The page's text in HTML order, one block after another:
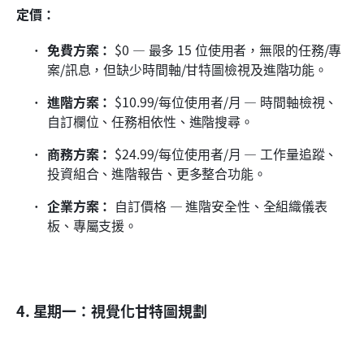
定價：
免費方案： $0 — 最多 15 位使用者，無限的任務/專
案/訊息，但缺少時間軸/甘特圖檢視及進階功能。
進階方案： $10.99/每位使用者/月 — 時間軸檢視、
自訂欄位、任務相依性、進階搜尋。
商務方案： $24.99/每位使用者/月 — 工作量追蹤、
投資組合、進階報告、更多整合功能。
企業方案： 自訂價格 — 進階安全性、全組織儀表
板、專屬支援。
4. 星期一：視覺化甘特圖規劃